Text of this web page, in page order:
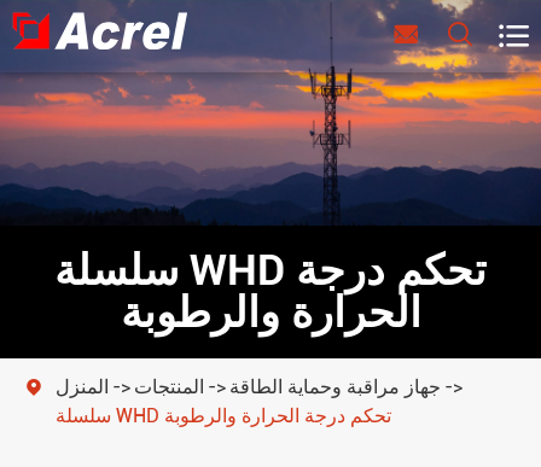
  
سلسلة WHD تحكم درجة
الحرارة والرطوبة
 المنزل المنتجات
جهاز مراقبة وحماية الطاقة
سلسلة WHD تحكم درجة الحرارة والرطوبة